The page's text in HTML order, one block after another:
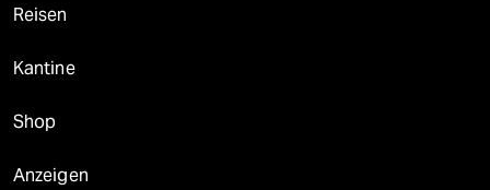
Reisen
Kantine
Shop
Anzeigen